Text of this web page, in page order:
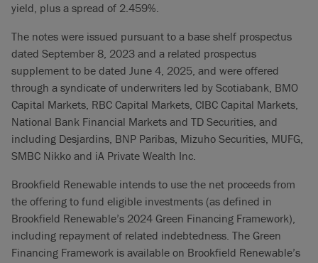
yield, plus a spread of 2.459%.
The notes were issued pursuant to a base shelf prospectus
dated September 8, 2023 and a related prospectus
supplement to be dated June 4, 2025, and were offered
through a syndicate of underwriters led by Scotiabank, BMO
Capital Markets, RBC Capital Markets, CIBC Capital Markets,
National Bank Financial Markets and TD Securities, and
including Desjardins, BNP Paribas, Mizuho Securities, MUFG,
SMBC Nikko and iA Private Wealth Inc.
Brookfield Renewable intends to use the net proceeds from
the offering to fund eligible investments (as defined in
Brookfield Renewable’s 2024 Green Financing Framework),
including repayment of related indebtedness. The Green
Financing Framework is available on Brookfield Renewable’s